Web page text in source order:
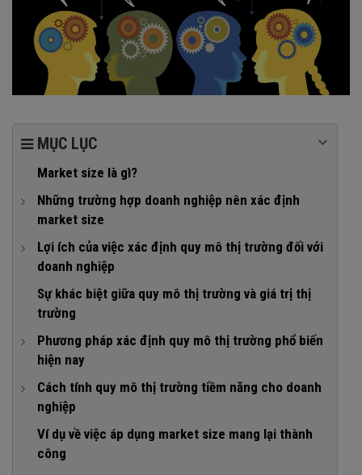
MỤC LỤC
Market size là gì?
Những trường hợp doanh nghiệp nên xác định
market size
1. Mở rộng kinh doanh sang thị trường mới
2. Tung sản phẩm hoặc dịch vụ mới
3. Đo lường hiệu quả của chiến dịch marketing
4. Kêu gọi đầu tư
Lợi ích của việc xác định quy mô thị trường đối với
doanh nghiệp
1. Xác định khả năng sinh lời
2. Phát triển lợi thế cạnh tranh
3. Xây dựng chiến lược kinh doanh
4. Nắm bắt xu hướng người tiêu dùng
5. Tìm được thị trường tiềm năng
Sự khác biệt giữa quy mô thị trường và giá trị thị
trường
Phương pháp xác định quy mô thị trường phổ biến
hiện nay
1. Tiếp cận từ trên xuống dưới
2. Phân tích từ dưới lên
3. Phân tích đối thủ cạnh tranh
Cách tính quy mô thị trường tiềm năng cho doanh
nghiệp
Bước 1: Xác định khách hàng mục tiêu
Bước 2: Ước tính số lượng khách hàng mục tiêu
Ví dụ về việc áp dụng market size mang lại thành
công